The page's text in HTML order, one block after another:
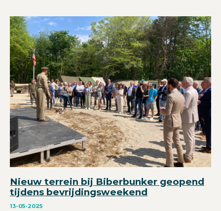
Nieuw terrein bij Biberbunker geopend
tijdens bevrijdingsweekend
13-05-2025